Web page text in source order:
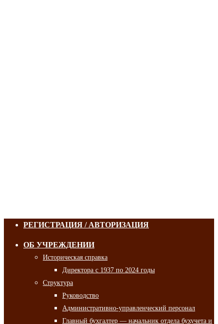
РЕГИСТРАЦИЯ / АВТОРИЗАЦИЯ
ОБ УЧРЕЖДЕНИИ
Историческая справка
Директора с 1937 по 2024 годы
Структура
Руководство
Административно-управленческий персонал
Главный бухгалтер — начальник отдела бухучета и